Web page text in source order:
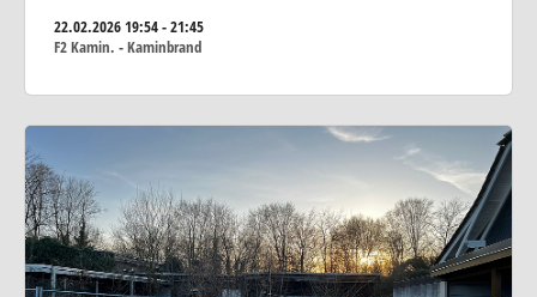
22.02.202619:54 - 21:45
F2 Kamin. - Kaminbrand